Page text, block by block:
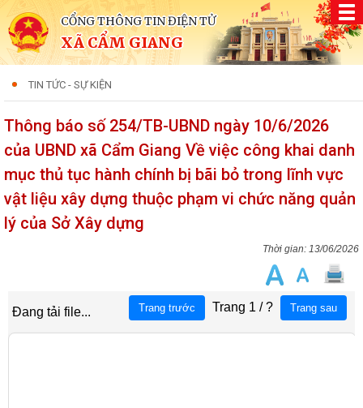
CỔNG THÔNG TIN ĐIỆN TỬ
XÃ CẨM GIANG
TIN TỨC - SỰ KIỆN
Thông báo số 254/TB-UBND ngày 10/6/2026
của UBND xã Cẩm Giang Về việc công khai danh
mục thủ tục hành chính bị bãi bỏ trong lĩnh vực
vật liệu xây dựng thuộc phạm vi chức năng quản
lý của Sở Xây dựng
13/06/2026